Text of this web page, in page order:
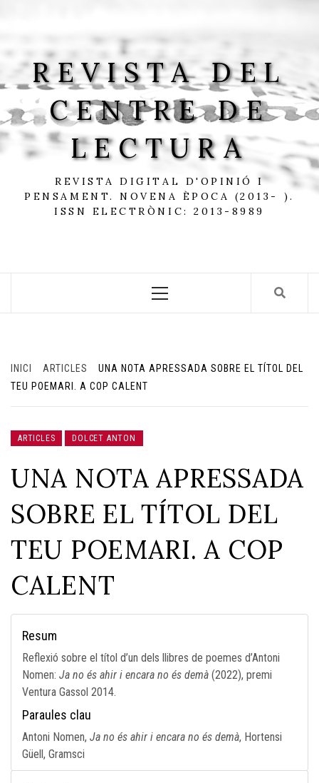
REVISTA DEL
CENTRE DE
LECTURA
REVISTA DIGITAL D'OPINIÓ I
PENSAMENT. NOVENA ÈPOCA (2013- ).
ISSN ELECTRÒNIC: 2013-8989
Menu
INICI ARTICLES
UNA NOTA APRESSADA SOBRE EL TÍTOL DEL
TEU POEMARI. A COP CALENT
ARTICLES DOLCET ANTON
UNA NOTA APRESSADA
SOBRE EL TÍTOL DEL
TEU POEMARI. A COP
CALENT
Resum
Reflexió sobre el títol d’un dels llibres de poemes d’Antoni
Nomen: Ja no és ahir i encara no és demà (2022), premi
Ventura Gassol 2014.
Paraules clau
Antoni Nomen, Ja no és ahir i encara no és demà, Hortensi
Güell, Gramsci